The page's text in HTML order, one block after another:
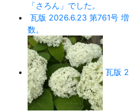
「さろん」でした。
瓦版 2026.6.23 第761号
数。
瓦版